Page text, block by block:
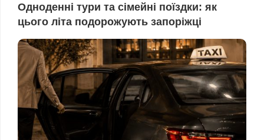
Одноденні тури та сімейні поїздки: як
цього літа подорожують запоріжці